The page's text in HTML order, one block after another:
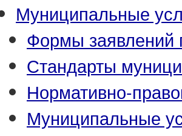
Муниципальные
Формы заявлений
Стандарты
Нормативно-
Муниципальные